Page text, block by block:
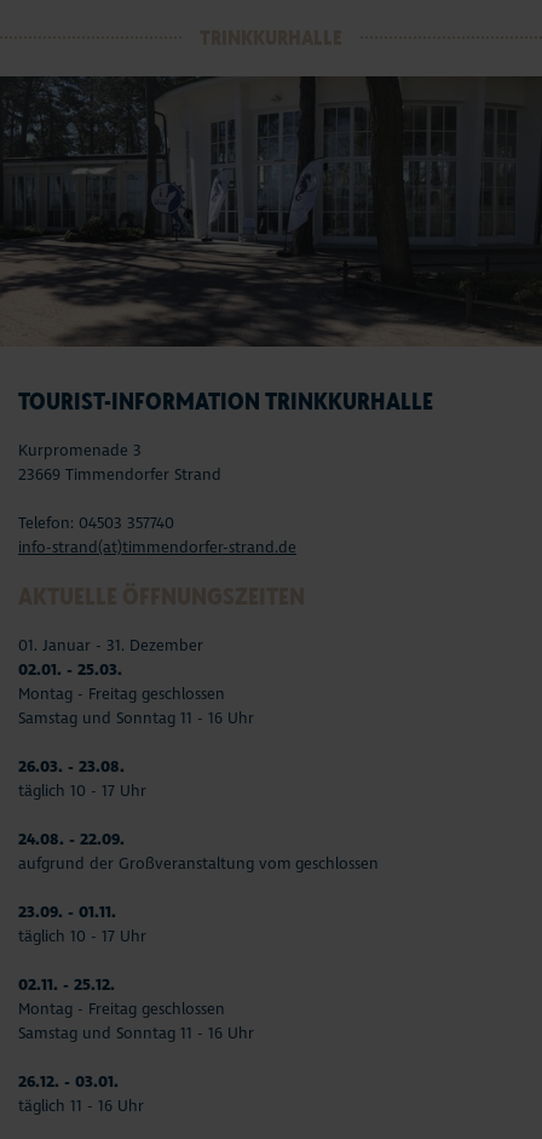
TOURIST-INFORMATION TRINKKURHALLE
Kurpromenade 3
23669 Timmendorfer Strand
Telefon: 04503 357740
info-strand(at)timmendorfer-strand.de
01. Januar - 31. Dezember
02.01. - 25.03.
Montag - Freitag geschlossen
Samstag und Sonntag 11 - 16 Uhr
26.03. - 23.08.
täglich 10 - 17 Uhr
24.08. - 22.09.
aufgrund der Großveranstaltung vom geschlossen
23.09. - 01.11.
täglich 10 - 17 Uhr
02.11. - 25.12.
Montag - Freitag geschlossen
Samstag und Sonntag 11 - 16 Uhr
26.12. - 03.01.
täglich 11 - 16 Uhr